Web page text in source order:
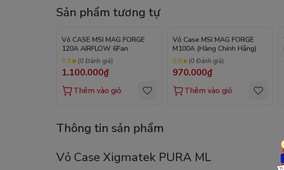
Sản phẩm tương tự
Vỏ CASE MSI MAG FORGE
120A AIRFLOW 6Fan
0.0 (0 Đánh giá)
1.100.000₫
Thêm vào giỏ
Vỏ Case MSI MAG FORGE
M100A (Hàng Chính Hãng)
0.0 (0 Đánh giá)
970.000₫
Thêm vào giỏ
Thông tin sản phẩm
Vỏ Case Xigmatek PURA ML